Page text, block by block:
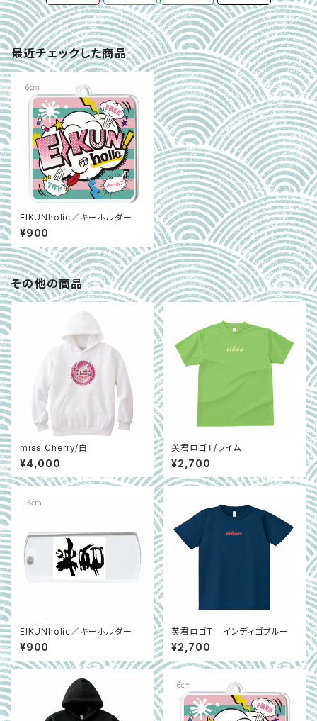
最近チェックした商品
EIKUNholic／キーホルダー
¥900
その他の商品
miss Cherry/白
¥4,000
英君ロゴＴ/ライム
¥2,700
EIKUNholic／キーホルダー
¥900
英君ロゴT インディゴブルー
¥2,700